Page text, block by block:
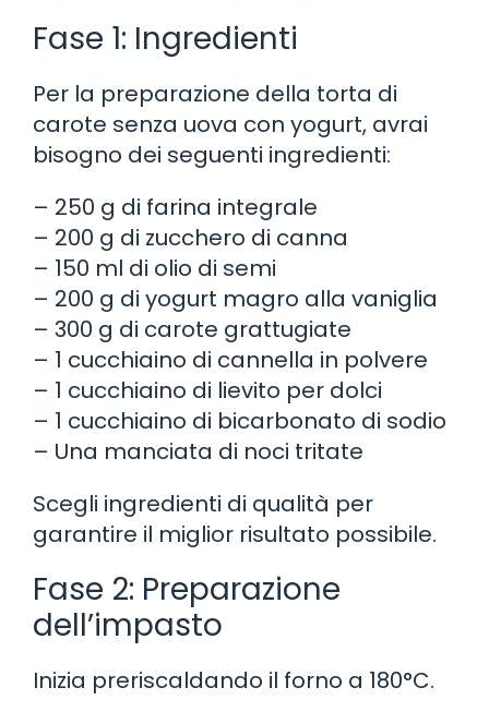
Fase 1: Ingredienti
Per la preparazione della torta di
carote senza uova con yogurt, avrai
bisogno dei seguenti ingredienti:
– 250 g di farina integrale
– 200 g di zucchero di canna
– 150 ml di olio di semi
– 200 g di yogurt magro alla vaniglia
– 300 g di carote grattugiate
– 1 cucchiaino di cannella in polvere
– 1 cucchiaino di lievito per dolci
– 1 cucchiaino di bicarbonato di sodio
– Una manciata di noci tritate
Scegli ingredienti di qualità per
garantire il miglior risultato possibile.
Fase 2: Preparazione
dell’impasto
Inizia preriscaldando il forno a 180°C.